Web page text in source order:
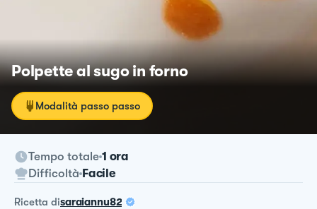
Polpette al sugo in forno
Modalità passo passo
Tempo totale 1 ora
Difficoltà Facile
ricetta disaraiannu82